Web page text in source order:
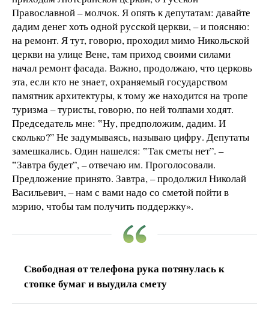
Православной – молчок. Я опять к депутатам: давайте
дадим денег хоть одной русской церкви, – и поясняю:
на ремонт. Я тут, говорю, проходил мимо Никольской
церкви на улице Вене, там приход своими силами
начал ремонт фасада. Важно, продолжаю, что церковь
эта, если кто не знает, охраняемый государством
памятник архитектуры, к тому же находится на тропе
туризма – туристы, говорю, по ней толпами ходят.
Председатель мне: ‟Ну, предположим, дадим. И
сколько?” Не задумываясь, называю цифру. Депутаты
замешкались. Один нашелся: ‟Так сметы нет”. –
‟Завтра будет”, – отвечаю им. Проголосовали.
Предложение принято. Завтра, – продолжил Николай
Васильевич, – нам с вами надо со сметой пойти в
мэрию, чтобы там получить поддержку».
Свободная от телефона рука потянулась к
стопке бумаг и выудила смету